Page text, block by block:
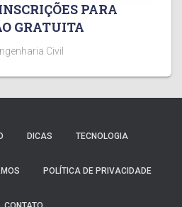
PARA
GRATUITA
Civil
DICAS TECNOLOGIA
POLÍTICA DE PRIVACIDADE